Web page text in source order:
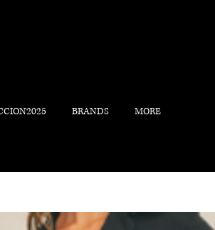
BRANDS MORE